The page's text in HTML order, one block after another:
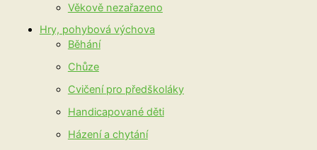
Věkově nezařazeno
Hry, pohybová výchova
Běhání
Chůze
Cvičení pro předškoláky
Handicapované děti
Házení a chytání